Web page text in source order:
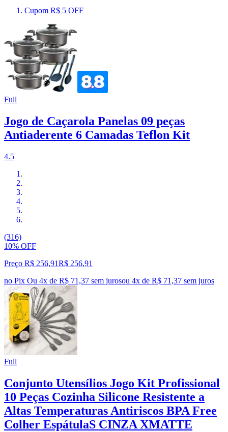
Cupom R$ 5 OFF
Full
Jogo de Caçarola Panelas 09 peças
Antiaderente 6 Camadas Teflon Kit
4.5
(316)
10% OFF
Preço R$ 256,91R$ 256,91
no Pix Ou 4x de R$ 71,37 sem jurosou 4x de R$ 71,37 sem juros
Full
Conjunto Utensílios Jogo Kit Profissional
10 Peças Cozinha Silicone Resistente a
Altas Temperaturas Antiriscos BPA Free
Colher EspátulaS CINZA XMATTE